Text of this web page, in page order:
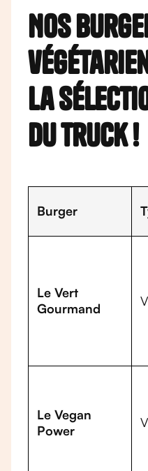
Nos
la
du truck !
Burger
Le Vert
Gourmand
Le Vegan
Power